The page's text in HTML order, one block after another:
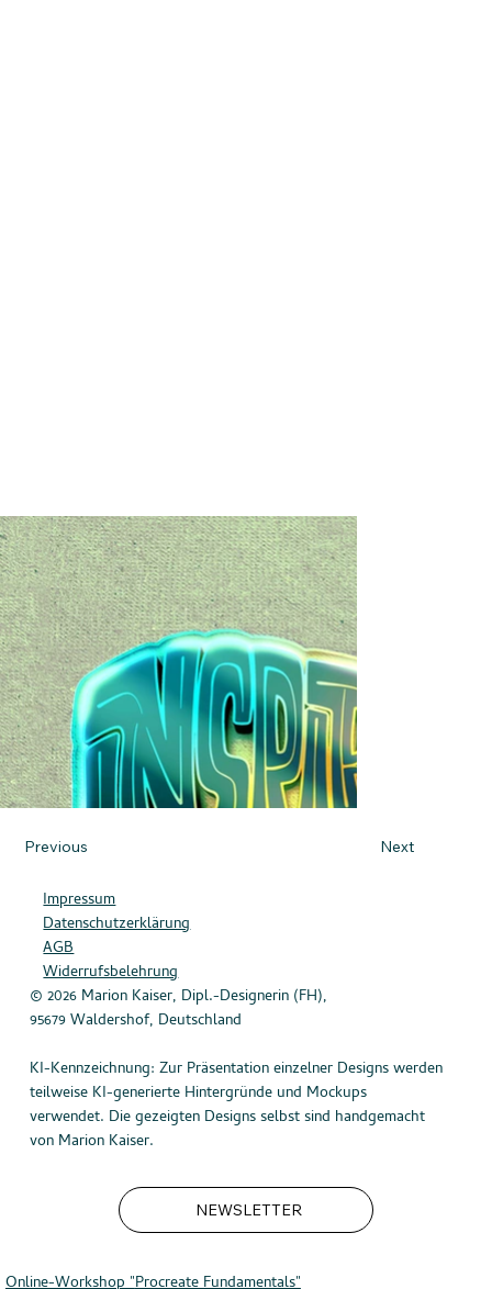
Previous Next
Impressum
Datenschutzerklärung
AGB
Widerrufsbelehrung
© 2026 Marion Kaiser, Dipl.-Designerin (FH),
95679 Waldershof, Deutschland
KI-Kennzeichnung: Zur Präsentation einzelner Designs werden
teilweise KI-generierte Hintergründe und Mockups
verwendet. Die gezeigten Designs selbst sind handgemacht
von Marion Kaiser.
NEWSLETTER
Online-Workshop "Procreate Fundamentals"